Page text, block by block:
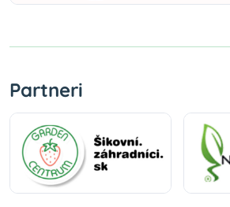
Partneri